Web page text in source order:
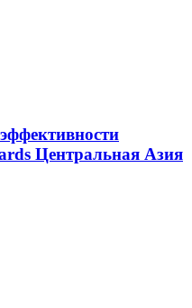
Центральная Азия